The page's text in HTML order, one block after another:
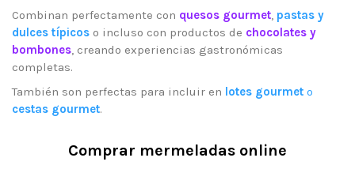
Combinan perfectamente con quesos gourmet, pastas y
dulces típicos o incluso con productos de chocolates y
bombones, creando experiencias gastronómicas
completas.
También son perfectas para incluir en lotes gourmet o
cestas gourmet.
Comprar mermeladas online